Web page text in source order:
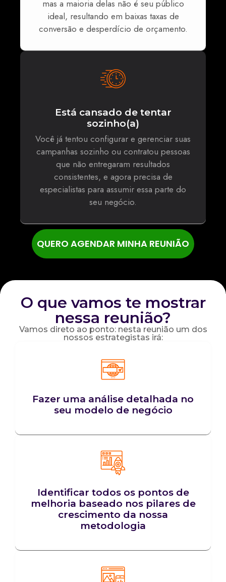
mas a maioria delas não é seu público
ideal, resultando em baixas taxas de
conversão e desperdício de orçamento.
Está cansado de tentar
sozinho(a)
Você já tentou configurar e gerenciar suas
campanhas sozinho ou contratou pessoas
que não entregaram resultados
consistentes, e agora precisa de
especialistas para assumir essa parte do
seu negócio.
QUERO AGENDAR MINHA REUNIÃO
O que vamos te mostrar
nessa reunião?
Vamos direto ao ponto: nesta reunião um dos
nossos estrategistas irá:
Fazer uma análise detalhada no
seu modelo de negócio
Identificar todos os pontos de
melhoria baseado nos pilares de
crescimento da nossa
metodologia